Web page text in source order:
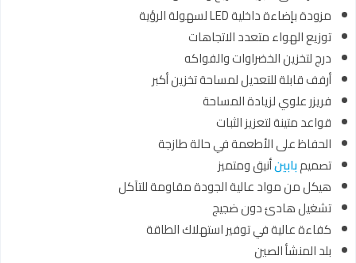
مزودة بإضاءة داخلية LED لسهولة الرؤية
توزيع الهواء متعدد الاتجاهات
درج لتخزين الخضراوات والفواكه
أرفف قابلة للتعديل لمساحة تخزين أكبر
فريزر علوي لزيادة المساحة
قواعد متينة لتعزيز الثبات
الحفاظ على الأطعمة في حالة طازجة
تصميمبابينأنيق ومتميز
هيكل من مواد عالية الجودة مقاومة للتآكل
تشغيل هادئ دون ضجيج
كفاءة عالية في توفير استهلاك الطاقة
بلد المنشأ الصين